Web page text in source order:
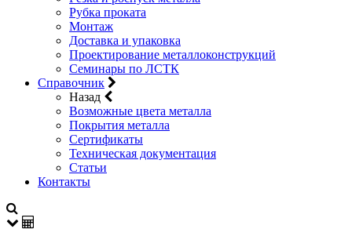
Рубка проката
Монтаж
Доставка и упаковка
Проектирование металлоконструкций
Семинары по ЛСТК
Справочник
Назад
Возможные цвета металла
Покрытия металла
Сертификаты
Техническая документация
Статьи
Контакты